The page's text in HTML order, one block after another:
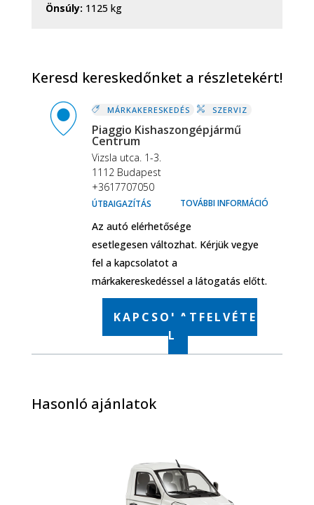
Önsúly: 1125 kg
Keresd kereskedőnket a részletekért!
MÁRKAKERESKEDÉS SZERVIZ
Piaggio Kishaszongépjármű
Centrum
Vizsla utca. 1-3.
1112 Budapest
+3617707050
ÚTBAIGAZÍTÁS TOVÁBBI INFORMÁCIÓ
Az autó elérhetősége
esetlegesen változhat. Kérjük vegye
fel a kapcsolatot a
márkakereskedéssel a látogatás előtt.
KAPCSOLATFELVÉTE
L
Hasonló ajánlatok